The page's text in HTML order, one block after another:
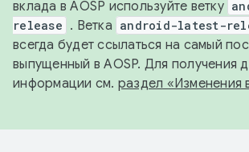
вклада в AOSP используйте ветку
release . Ветка android-latest-
всегда будет ссылаться на самый
выпущенный в AOSP. Для получения
информации см. раздел «Изменения